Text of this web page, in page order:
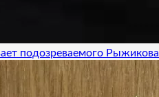
подозреваемого Рыжикова